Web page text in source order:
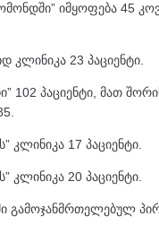
იმყოფება 45
კლინიკა 23 პაციენტი.
102 პაციენტი, მათ
კლინიკა 17 პაციენტი.
კლინიკა 20 პაციენტი.
გამოჯანმრთელებულ